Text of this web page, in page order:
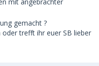
gemacht ?
oder trefft ihr euer SB lieber